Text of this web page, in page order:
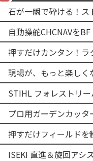
プロ用ガーデンカッ